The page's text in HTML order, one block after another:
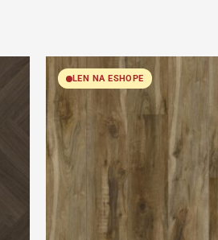
LEN NA ESHOPE